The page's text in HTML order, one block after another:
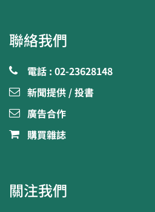
聯絡我們
電話 : 02-23628148
新聞提供 / 投書
廣告合作
購買雜誌
關注我們